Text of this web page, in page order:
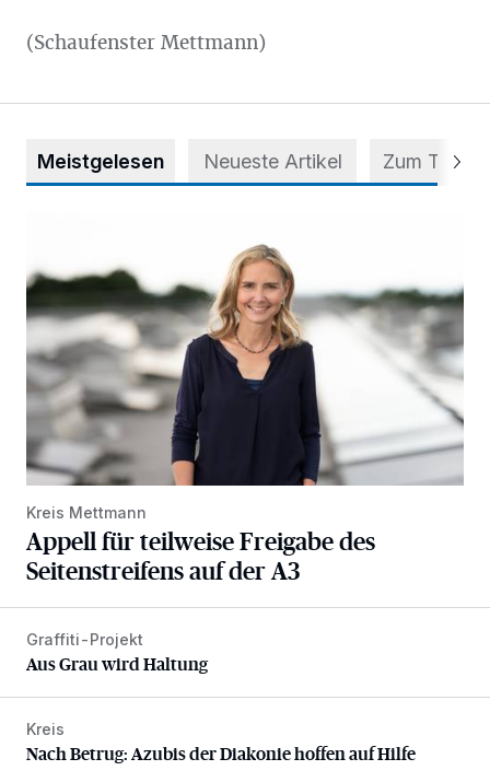
(Schaufenster Mettmann)
Meistgelesen Neueste Artikel Zum Thema
Kreis Mettmann
Appell für teilweise Freigabe des
Seitenstreifens auf der A3
Aus Grau wird Haltung
Graffiti-Projekt
Aus Grau wird Haltung
Nach Betrug: Azubis der Diakonie hoffen auf Hilfe
Kreis
Nach Betrug: Azubis der Diakonie hoffen auf Hilfe